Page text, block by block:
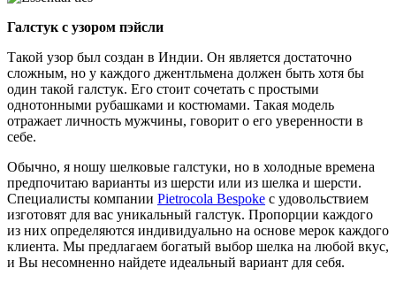
Галстук с узором пэйсли
Такой узор был создан в Индии. Он является достаточно
сложным, но у каждого джентльмена должен быть хотя бы
один такой галстук. Его стоит сочетать с простыми
однотонными рубашками и костюмами. Такая модель
отражает личность мужчины, говорит о его уверенности в
себе.
Обычно, я ношу шелковые галстуки, но в холодные времена
предпочитаю варианты из шерсти или из шелка и шерсти.
Специалисты компании Pietrocola Bespoke с удовольствием
изготовят для вас уникальный галстук. Пропорции каждого
из них определяются индивидуально на основе мерок каждого
клиента. Мы предлагаем богатый выбор шелка на любой вкус,
и Вы несомненно найдете идеальный вариант для себя.